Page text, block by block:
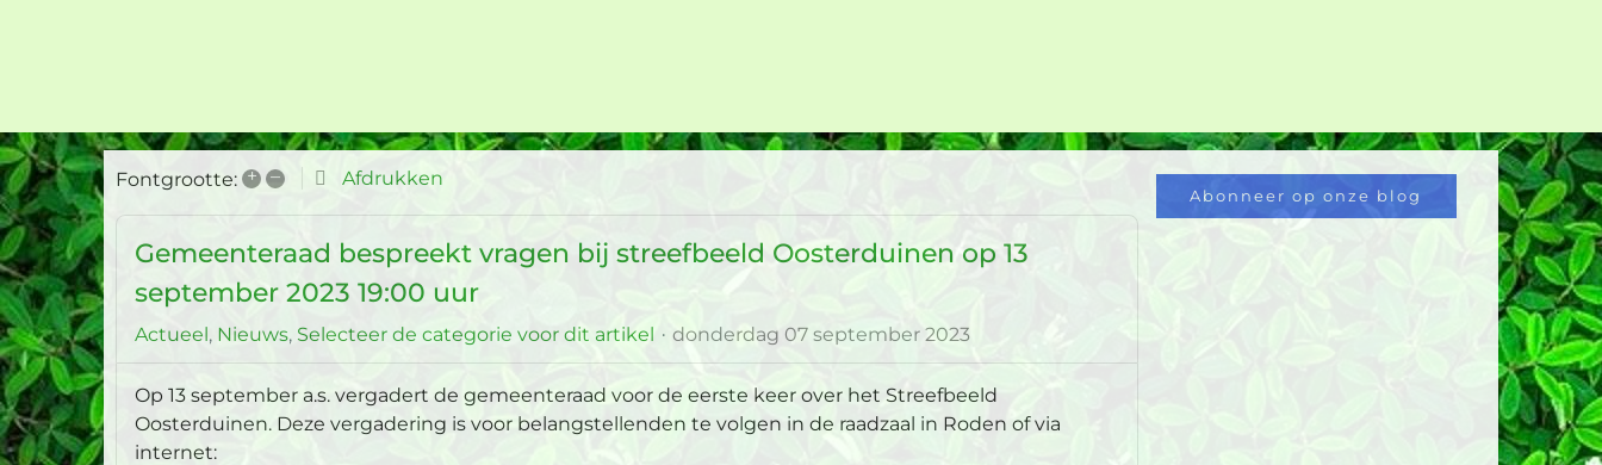
Fontgrootte: + – Afdrukken
Gemeenteraad bespreekt vragen bij streefbeeld Oosterduinen op 13
september 2023 19:00 uur
Actueel Nieuws Selecteer de categorie voor dit artikel donderdag 07 september 2023
Op 13 september a.s. vergadert de gemeenteraad voor de eerste keer over het Streefbeeld
Oosterduinen. Deze vergadering is voor belangstellenden te volgen in de raadzaal in Roden of via
internet:
Abonneer op onze blog